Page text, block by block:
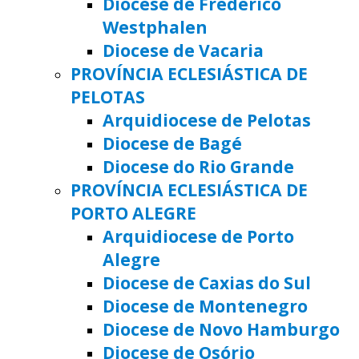
Westphalen
Diocese de Vacaria
PROVÍNCIA ECLESIÁSTICA DE
PELOTAS
Arquidiocese de Pelotas
Diocese de Bagé
Diocese do Rio Grande
PROVÍNCIA ECLESIÁSTICA DE
PORTO ALEGRE
Arquidiocese de Porto
Alegre
Diocese de Caxias do Sul
Diocese de Montenegro
Diocese de Novo Hamburgo
Diocese de Osório